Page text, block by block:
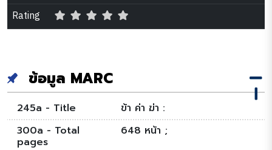
Rating
ข้อมูล MARC
245a - Title
ข้า ค่า ฆ่า :
300a - Total
pages
648 หน้า ;